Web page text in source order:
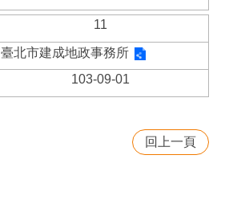
11
臺北市建成地政事務所
103-09-01
回上一頁